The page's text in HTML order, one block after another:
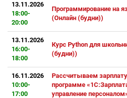
13.11.2026
18:00-
20:00
Программирование на
(Онлайн (будни))
13.11.2026
16:00-
18:00
Курс Python для
(будни))
16.11.2026
10:00-
17:00
Рассчитываем
программе
управление